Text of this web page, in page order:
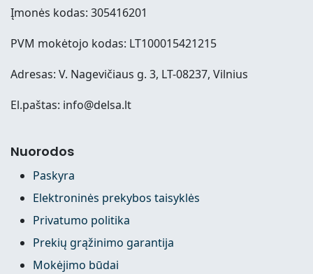
Įmonės kodas: 305416201
PVM mokėtojo kodas: LT100015421215
Adresas: V. Nagevičiaus g. 3, LT-08237, Vilnius
El.paštas: info@delsa.lt
Nuorodos
Paskyra
Elektroninės prekybos taisyklės
Privatumo politika
Prekių grąžinimo garantija
Mokėjimo būdai